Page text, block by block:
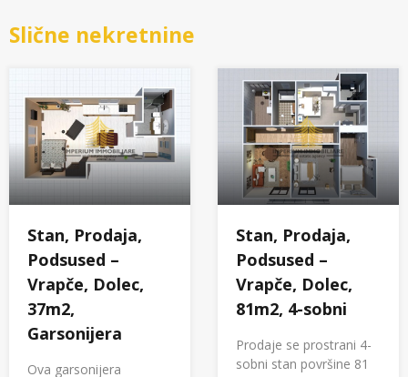
Slične nekretnine
Stan, Prodaja,
Podsused –
Vrapče, Dolec,
37m2,
Garsonijera
Ova garsonijera
Stan, Prodaja,
Podsused –
Vrapče, Dolec,
81m2, 4-sobni
Prodaje se prostrani 4-
sobni stan površine 81